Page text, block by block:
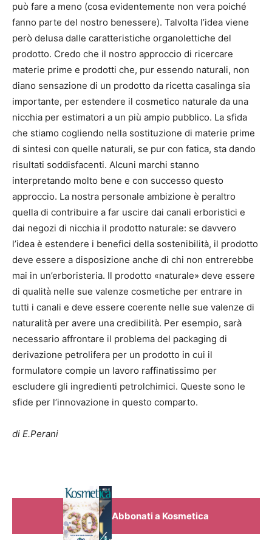
può fare a meno (cosa evidentemente non vera poiché
fanno parte del nostro benessere). Talvolta l’idea viene
però delusa dalle caratteristiche organolettiche del
prodotto. Credo che il nostro approccio di ricercare
materie prime e prodotti che, pur essendo naturali, non
diano sensazione di un prodotto da ricetta casalinga sia
importante, per estendere il cosmetico naturale da una
nicchia per estimatori a un più ampio pubblico. La sfida
che stiamo cogliendo nella sostituzione di materie prime
di sintesi con quelle naturali, se pur con fatica, sta dando
risultati soddisfacenti. Alcuni marchi stanno
interpretando molto bene e con successo questo
approccio. La nostra personale ambizione è peraltro
quella di contribuire a far uscire dai canali erboristici e
dai negozi di nicchia il prodotto naturale: se davvero
l’idea è estendere i benefici della sostenibilità, il prodotto
deve essere a disposizione anche di chi non entrerebbe
mai in un’erboristeria. Il prodotto «naturale» deve essere
di qualità nelle sue valenze cosmetiche per entrare in
tutti i canali e deve essere coerente nelle sue valenze di
naturalità per avere una credibilità. Per esempio, sarà
necessario affrontare il problema del packaging di
derivazione petrolifera per un prodotto in cui il
formulatore compie un lavoro raffinatissimo per
escludere gli ingredienti petrolchimici. Queste sono le
sfide per l’innovazione in questo comparto.
di E.Perani
Abbonati a Kosmetica